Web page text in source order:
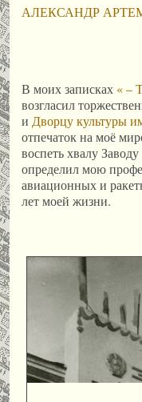
АЛЕКСАНДР
В моих записках « –
возгласил
и Дворцу культуры
отпечаток на моё
воспеть хвалу
определил мою
авиационных и
лет моей жизни.